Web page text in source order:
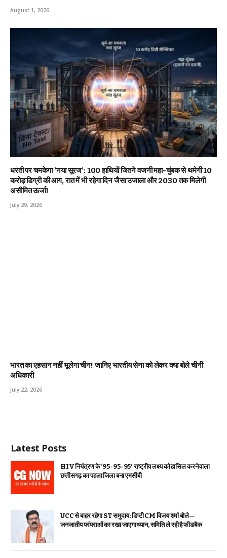
August 1, 2026
धरती पर चमकेगा ‘नया सूरज’: 100 हाथियों जितने वजनी महा-चुंबक से थमेगी 10
करोड़ डिग्री की आग, रात में भी रहेगा दिन जैसा उजाला और 2030 तक मिलेगी
असीमित ऊर्जा!
July 29, 2026
भारत का एहसान नहीं भूलेगा चीन! जानिए भारतीय सेना को लेकर क्या बोले चीनी
अधिकारी
July 22, 2026
Latest Posts
HIV नियंत्रण के ’95-95-95′ राष्ट्रीय लक्ष्य को हासिल करने वाला
छत्तीसगढ़ का पहला जिला बना एमसीबी
UCC से बाहर रहेगा ST समुदाय: डिप्टी CM विजय शर्मा बोले—
जनजातीय परंपराओं का रखा जाएगा ध्यान, समिति ले रही है फीडबैक